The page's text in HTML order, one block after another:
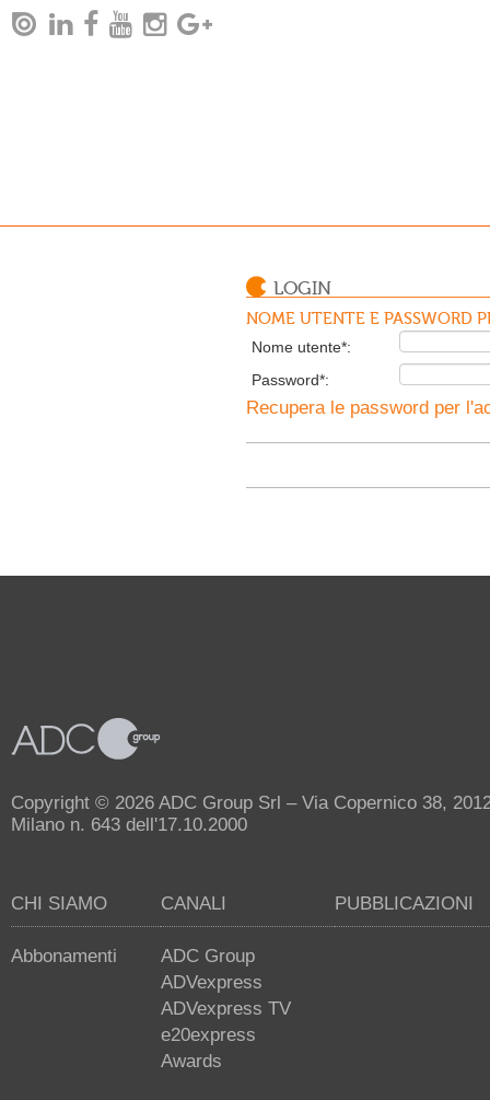
LOGIN
NOME UTENTE E PASSWORD
Nome utente*:
Password*:
Recupera le password per
Copyright © 2026 ADC Group Srl – Via Copernico 38,
Milano n. 643 dell'17.10.2000
CHI SIAMO
Abbonamenti
CANALI
ADC Group
ADVexpress
ADVexpress TV
e20express
Awards
PUBBLICAZIONI